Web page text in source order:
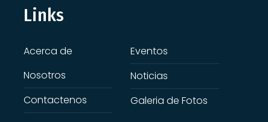
Links
Acerca de
Nosotros
Contactenos
Eventos
Noticias
Galeria de Fotos